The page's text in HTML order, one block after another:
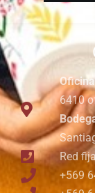
6410
Red
+569